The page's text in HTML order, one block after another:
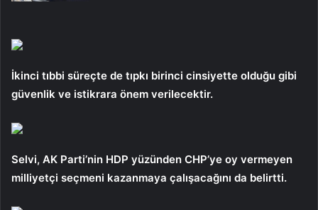
İkinci tıbbi süreçte de tıpkı birinci cinsiyette olduğu gibi
güvenlik ve istikrara önem verilecektir.
Selvi, AK Parti’nin HDP yüzünden CHP’ye oy vermeyen
milliyetçi seçmeni kazanmaya çalışacağını da belirtti.